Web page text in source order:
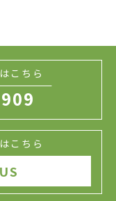
こちら
こちら